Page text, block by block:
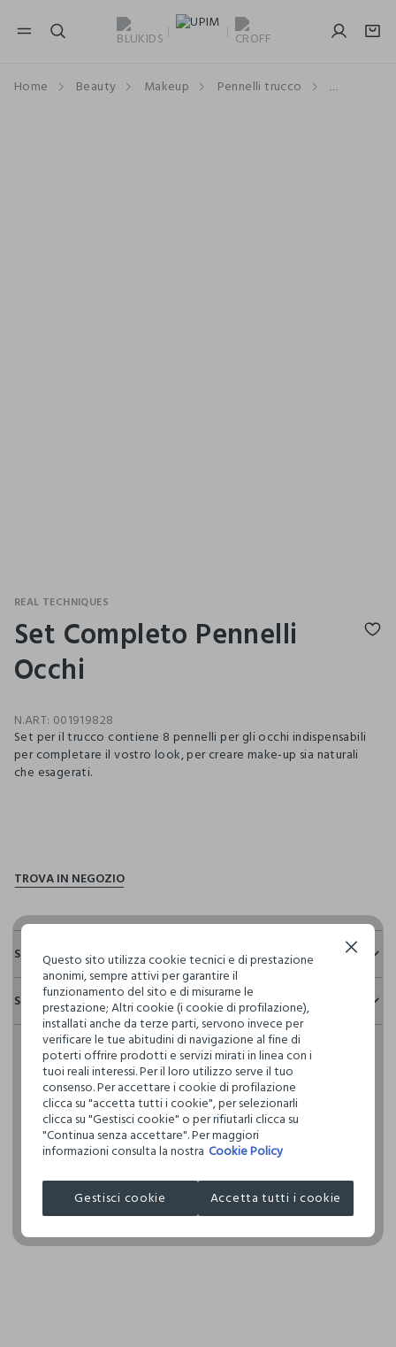
NAVIGATION.ARIA.GOTOMAINCONTENT
Home Beauty Makeup Pennelli trucco Pennelli
REAL TECHNIQUES
Set Completo Pennelli
Occhi
N.ART: 001919828
Set per il trucco contiene 8 pennelli per gli occhi indispensabili
per completare il vostro look, per creare make-up sia naturali
che esagerati.
Sostenibilità e trasparenza
Sicurezza
Il 100% dei nostri articoli viene sottoposto a test chimico-
fisici, per verificarne il rispetto dei limiti che abbiamo
definito per l’uso di sostanze chimiche, talvolta anche più
restrittivi rispetto a quelli previsti dalla normativa
internazionale.
Clicca qui per vedere i dettagli
I nostri fornitori
Spedizione e resi
Hai fino a 30 giorni dalla consegna del tuo ordine online per
cambiare idea e restituire i prodotti che hai acquistato.
Questo sito utilizza cookie tecnici e di prestazione
anonimi, sempre attivi per garantire il
funzionamento del sito e di misurarne le
prestazione; Altri cookie (i cookie di profilazione),
installati anche da terze parti, servono invece per
verificare le tue abitudini di navigazione al fine di
poterti offrire prodotti e servizi mirati in linea con i
tuoi reali interessi. Per il loro utilizzo serve il tuo
consenso. Per accettare i cookie di profilazione
clicca su "accetta tutti i cookie", per selezionarli
clicca su "Gestisci cookie" o per rifiutarli clicca su
"Continua senza accettare". Per maggiori
informazioni consulta la nostra Cookie Policy
Gestisci cookie Accetta tutti i cookie
Continua senza accettare